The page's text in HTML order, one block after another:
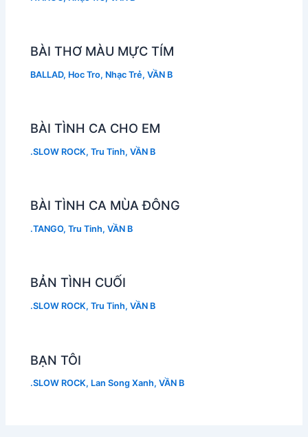
BÀI THƠ MÀU MỰC TÍM
BALLAD, Hoc Tro, Nhạc Trẻ,VẦN B
BÀI TÌNH CA CHO EM
.SLOW ROCK,Tru Tinh,VẦN B
BÀI TÌNH CA MÙA ĐÔNG
.TANGO,Tru Tinh,VẦN B
BẢN TÌNH CUỐI
.SLOW ROCK,Tru Tinh,VẦN B
BẠN TÔI
.SLOW ROCK, Lan Song Xanh,VẦN B